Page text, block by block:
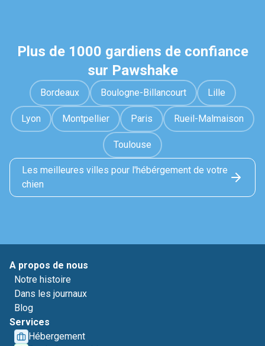
Plus de 1000 gardiens de confiance
sur Pawshake
Bordeaux Boulogne-Billancourt Lille
Lyon Montpellier Paris Rueil-Malmaison
Toulouse
Les meilleures villes pour l'hébérgement de votre
chien
A propos de nous
Notre histoire
Dans les journaux
Blog
Services
Hébergement